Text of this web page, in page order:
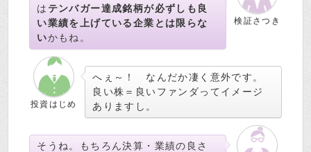
検証さつき
は テンバガー達成銘柄が必ずしも良
い業績を上げている企業とは限らな
いかもね。
投資はじめ
へぇ～！ なんだか凄く意外です。
良い株＝良いファンダってイメージ
ありますし。
そうね。もちろん決算・業績の良さ